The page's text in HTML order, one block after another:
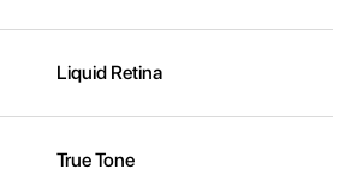
Liquid Retina
True Tone